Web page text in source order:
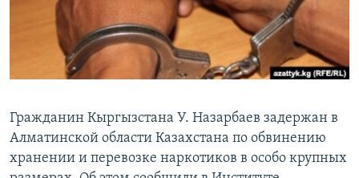
Гражданин Кыргызстана У. Назарбаев задержан в
Алматинской области Казахстана по обвинению
хранении и перевозке наркотиков в особо крупных